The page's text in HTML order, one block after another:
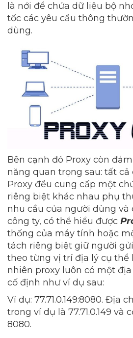
là nới để chứa dữ liệu bộ
tốc các yêu cầu thông
dùng.
Bên cạnh đó Proxy còn
năng quan trọng sau: tất cả
Proxy đều cung cấp một
riêng biệt khác nhau phụ
nhu cầu của người dùng và
công ty, có thể hiểu được
thống của máy tính hoặc
tách riêng biệt giữ người
theo từng vị trí địa lý cụ thể
nhiên proxy luôn có một
cố định như ví dụ sau:
Ví dụ: 77.71.0.149:8080. Địa
trong ví dụ là 77.71.0.149 và
8080.